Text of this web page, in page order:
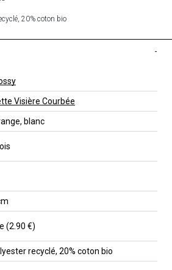
20% coton bio
-
Visière Courbée
blanc
(2.90 €)
recyclé, 20% coton bio